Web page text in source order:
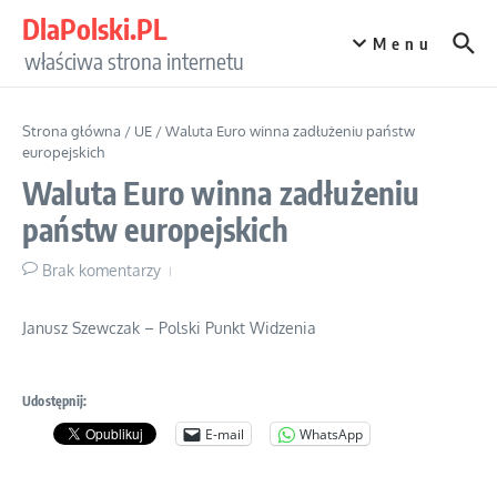
DlaPolski.PL
właściwa strona internetu
Menu
Strona główna / UE /Waluta Euro winna zadłużeniu państw
europejskich
Waluta Euro winna zadłużeniu
państw europejskich
Brak komentarzy
Janusz Szewczak – Polski Punkt Widzenia
Udostępnij:
E-mail WhatsApp